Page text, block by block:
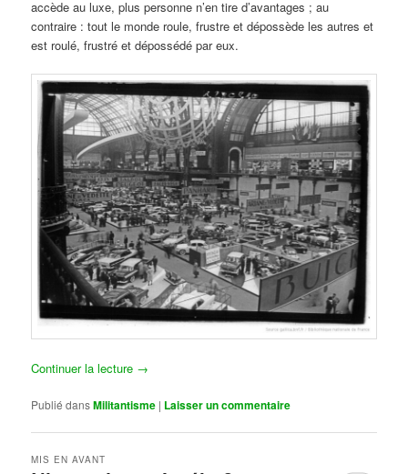
accède au luxe, plus personne n’en tire d’avantages ; au
contraire : tout le monde roule, frustre et dépossède les autres et
est roulé, frustré et dépossédé par eux.
Continuer la lecture →
Publié dansMilitantisme | Laisser un commentaire
MIS EN AVANT